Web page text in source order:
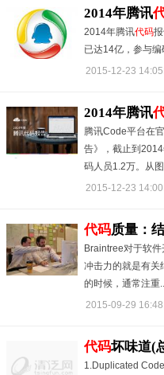
2014年腾讯
2014年腾讯代码
已达14亿，参与编
2015-12-23
2014年腾讯
腾讯Code平台在
告》，截止到
码人员1.2万。从
2015-12-23
代码质量：
Braintree对于软
冲击力的就是有关
的时候，通常注重
2015-09-29
代码坏味道(
1.Duplicated